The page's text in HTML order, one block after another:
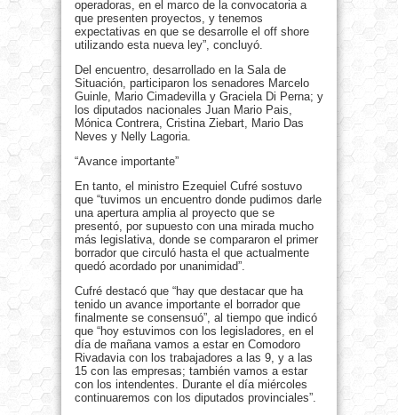
operadoras, en el marco de la convocatoria a
que presenten proyectos, y tenemos
expectativas en que se desarrolle el off shore
utilizando esta nueva ley”, concluyó.
Del encuentro, desarrollado en la Sala de
Situación, participaron los senadores Marcelo
Guinle, Mario Cimadevilla y Graciela Di Perna; y
los diputados nacionales Juan Mario Pais,
Mónica Contrera, Cristina Ziebart, Mario Das
Neves y Nelly Lagoria.
“Avance importante”
En tanto, el ministro Ezequiel Cufré sostuvo
que “tuvimos un encuentro donde pudimos darle
una apertura amplia al proyecto que se
presentó, por supuesto con una mirada mucho
más legislativa, donde se compararon el primer
borrador que circuló hasta el que actualmente
quedó acordado por unanimidad”.
Cufré destacó que “hay que destacar que ha
tenido un avance importante el borrador que
finalmente se consensuó”, al tiempo que indicó
que “hoy estuvimos con los legisladores, en el
día de mañana vamos a estar en Comodoro
Rivadavia con los trabajadores a las 9, y a las
15 con las empresas; también vamos a estar
con los intendentes. Durante el día miércoles
continuaremos con los diputados provinciales”.